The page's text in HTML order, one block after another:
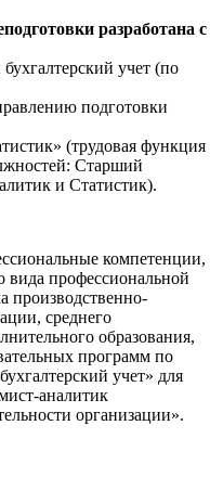
разработана с
учет (по
подготовки
(трудовая функция
Старший
и Статистик).
компетенции,
вида профессиональной
производственно-
среднего
образования,
программ по
учет» для
аналитик
организации».